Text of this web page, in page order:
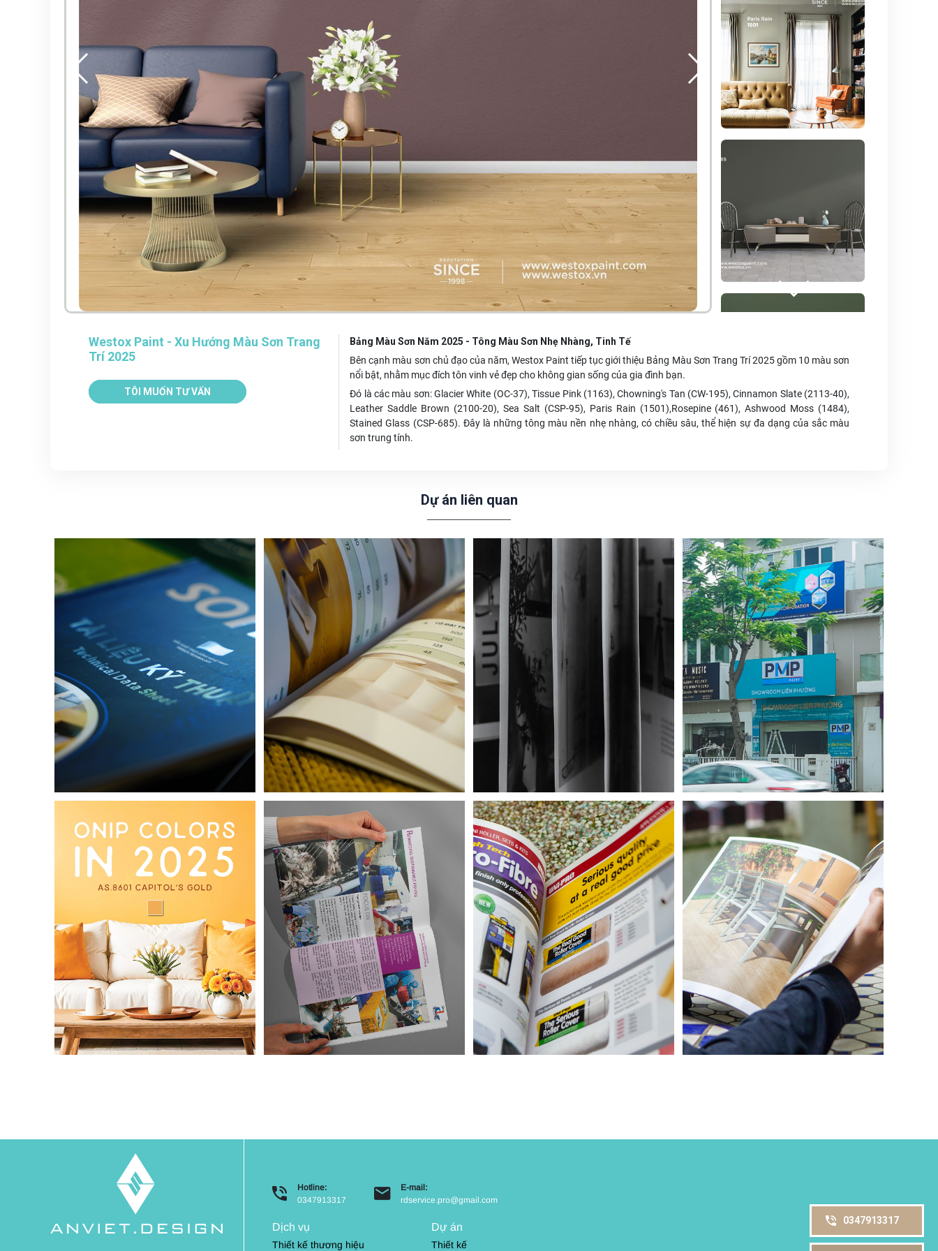
Westox Paint - Xu Hướng Màu Sơn Trang
Trí 2025
TÔI MUỐN TƯ VẤN
Bảng Màu Sơn Năm 2025 - Tông Màu Sơn Nhẹ Nhàng, Tinh Tế
Bên cạnh màu sơn chủ đạo của năm, Westox Paint tiếp tục giới thiệu Bảng Màu Sơn Trang Trí 2025 gồm 10 màu sơn
nổi bật, nhằm mục đích tôn vinh vẻ đẹp cho không gian sống của gia đình bạn.
Đó là các màu sơn: Glacier White (OC-37), Tissue Pink (1163), Chowning's Tan (CW-195), Cinnamon Slate (2113-40),
Leather Saddle Brown (2100-20), Sea Salt (CSP-95), Paris Rain (1501),Rosepine (461), Ashwood Moss (1484),
Stained Glass (CSP-685). Đây là những tông màu nền nhẹ nhàng, có chiều sâu, thể hiện sự đa dạng của sắc màu
sơn trung tính.
Dự án liên quan
Hotline:
0347913317
E-mail:
rdservice.pro@gmail.com
Dịch vụ
Thiết kế thương hiệu
Dự án
Thiết kế
0347913317